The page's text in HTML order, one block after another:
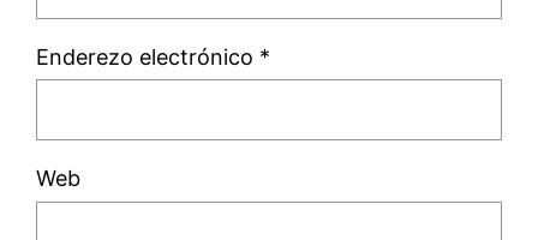
Enderezo electrónico *
Web